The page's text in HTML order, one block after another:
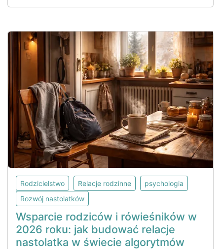
Rodzicielstwo Relacje rodzinne
psychologia
Rozwój nastolatków
Wsparcie rodziców i rówieśników w
2026 roku: jak budować relacje
nastolatka w świecie algorytmów